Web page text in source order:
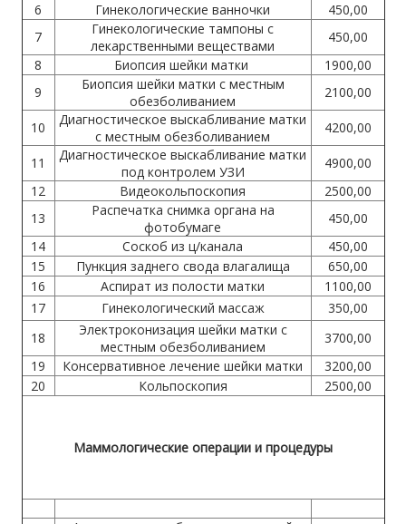
6
Гинекологические ванночки
450,00
7
Гинекологические тампоны с
лекарственными веществами
450,00
8
Биопсия шейки матки
1900,00
9
Биопсия шейки матки с местным
обезболиванием
2100,00
10
Диагностическое выскабливание матки
с местным обезболиванием
4200,00
11
Диагностическое выскабливание матки
под контролем УЗИ
4900,00
12
Видеокольпоскопия
2500,00
13
Распечатка снимка органа на
фотобумаге
450,00
14
Соскоб из ц/канала
450,00
15
Пункция заднего свода влагалища
650,00
16
Аспират из полости матки
1100,00
17
Гинекологический массаж
350,00
18
Электроконизация шейки матки с
местным обезболиванием
3700,00
19
Консервативное лечение шейки матки
3200,00
20
Кольпоскопия 2500,00
Маммологические операции и процедуры